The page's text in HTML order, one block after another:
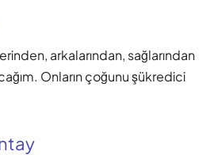
arkalarından, sağlarından
Onların çoğunu şükredici